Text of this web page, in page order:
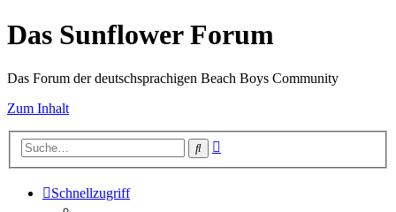
Das Sunflower Forum
Das Forum der deutschsprachigen Beach Boys Community
Zum Inhalt
Suche
Schnellzugriff